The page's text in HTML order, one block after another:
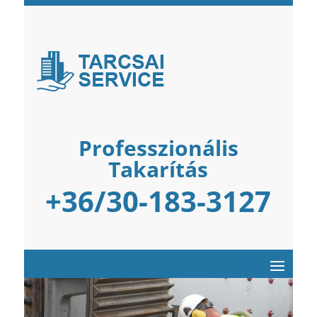
Professzionális
Takarítás
+36/30-183-3127